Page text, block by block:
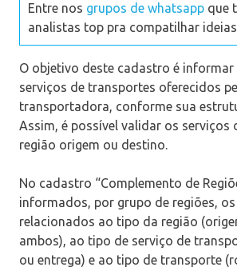
Entre nos grupos de whatsapp que
analistas top pra compatilhar
O objetivo deste cadastro é
serviços de transportes oferecidos
transportadora, conforme sua
Assim, é possível validar os serviços
região origem ou destino.
No cadastro “Complemento de
informados, por grupo de regiões,
relacionados ao tipo da região
ambos), ao tipo de serviço de
ou entrega) e ao tipo de transporte